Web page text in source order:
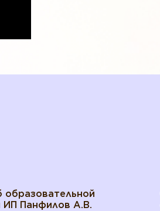
образовательной
ИП Панфилов А.В.